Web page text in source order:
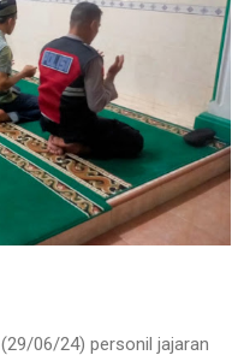
06/24) personil jajaran